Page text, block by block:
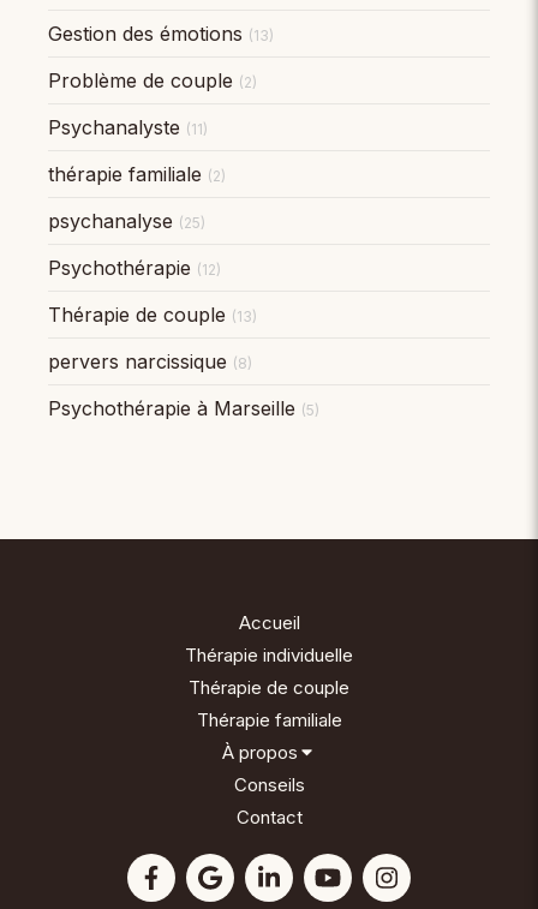
Gestion des émotions (13)
Problème de couple (2)
Psychanalyste (11)
thérapie familiale (2)
psychanalyse (25)
Psychothérapie (12)
Thérapie de couple (13)
pervers narcissique (8)
Psychothérapie à Marseille (5)
Accueil
Thérapie individuelle
Thérapie de couple
Thérapie familiale
À propos
Conseils
Contact